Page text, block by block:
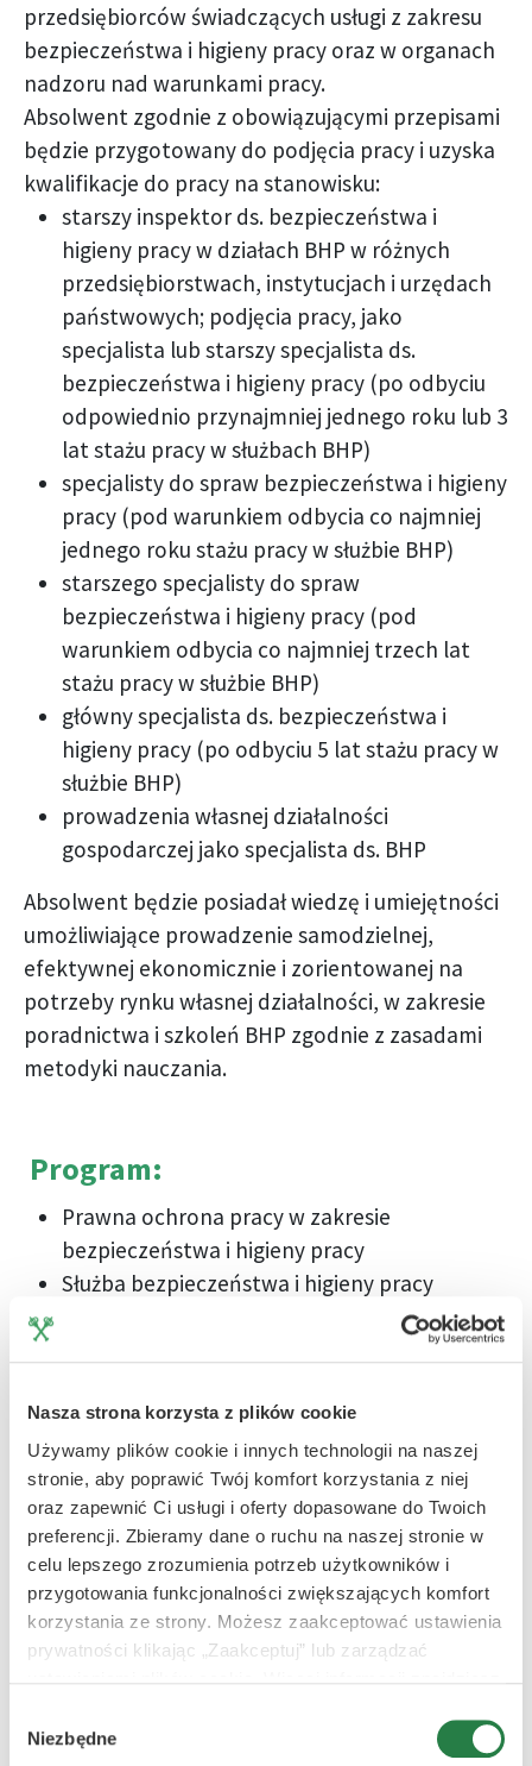
Nasza strona korzysta z plików cookie
Używamy plików cookie i innych technologii na naszej
stronie, aby poprawić Twój komfort korzystania z niej
oraz zapewnić Ci usługi i oferty dopasowane do Twoich
preferencji. Zbieramy dane o ruchu na naszej stronie w
celu lepszego zrozumienia potrzeb użytkowników i
przygotowania funkcjonalności zwiększających komfort
korzystania ze strony. Możesz zaakceptować ustawienia
prywatności klikając „Zaakceptuj” lub zarządzać
zgody
Niezbędne
przedsiębiorców świadczących usługi z zakresu
bezpieczeństwa i higieny pracy oraz w organach
nadzoru nad warunkami pracy.
Absolwent zgodnie z obowiązującymi przepisami
będzie przygotowany do podjęcia pracy i uzyska
kwalifikacje do pracy na stanowisku:
starszy inspektor ds. bezpieczeństwa i
higieny pracy w działach BHP w różnych
przedsiębiorstwach, instytucjach i urzędach
państwowych; podjęcia pracy, jako
specjalista lub starszy specjalista ds.
bezpieczeństwa i higieny pracy (po odbyciu
odpowiednio przynajmniej jednego roku lub 3
lat stażu pracy w służbach BHP)
specjalisty do spraw bezpieczeństwa i higieny
pracy (pod warunkiem odbycia co najmniej
jednego roku stażu pracy w służbie BHP)
starszego specjalisty do spraw
bezpieczeństwa i higieny pracy (pod
warunkiem odbycia co najmniej trzech lat
stażu pracy w służbie BHP)
główny specjalista ds. bezpieczeństwa i
higieny pracy (po odbyciu 5 lat stażu pracy w
służbie BHP)
prowadzenia własnej działalności
gospodarczej jako specjalista ds. BHP
Absolwent będzie posiadał wiedzę i umiejętności
umożliwiające prowadzenie samodzielnej,
efektywnej ekonomicznie i zorientowanej na
potrzeby rynku własnej działalności, w zakresie
poradnictwa i szkoleń BHP zgodnie z zasadami
metodyki nauczania.
Program:
Prawna ochrona pracy w zakresie
bezpieczeństwa i higieny pracy
Służba bezpieczeństwa i higieny pracy
Zarządzanie systemami bezpieczeństwa i
dydaktyka prowadzenia szkoleń w zakresie
BHP
Profilaktyczna ochrona zdrowia
Ergonomia w procesie pracy
Organizacja pracy
Pierwsza pomoc przedmedyczna w zakładzie
pracy
Ocena ryzyka zawodowego w systemie
Wypadki przy pracy i choroby zawodowe
Świadczenia związane z BHP